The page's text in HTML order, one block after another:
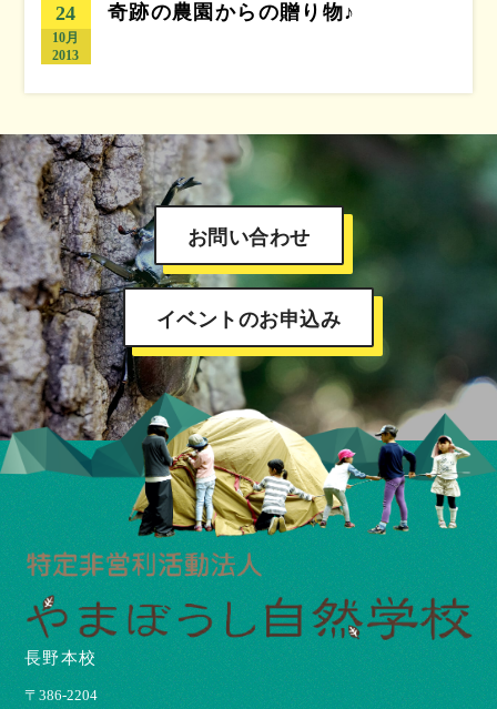
24
10月
2013
奇跡の農園からの贈り物♪
お問い合わせ
イベントのお申込み
長野本校
〒386-2204